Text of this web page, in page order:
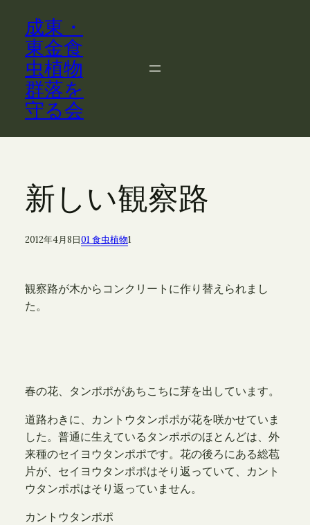
成東・
東金食
虫植物
群落を
守る会
新しい観察路
2012年4月8日01 食虫植物1
観察路が木からコンクリートに作り替えられまし
た。
春の花、タンポポがあちこちに芽を出しています。
道路わきに、カントウタンポポが花を咲かせていま
した。普通に生えているタンポポのほとんどは、外
来種のセイヨウタンポポです。花の後ろにある総苞
片が、セイヨウタンポポはそり返っていて、カント
ウタンポポはそり返っていません。
カントウタンポポ